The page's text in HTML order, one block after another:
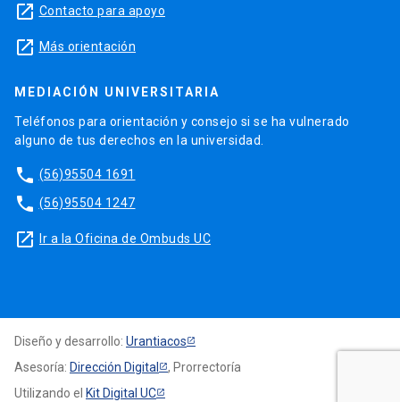
launch Contacto para apoyo
launch Más orientación
MEDIACIÓN UNIVERSITARIA
Teléfonos para orientación y consejo si se ha vulnerado
alguno de tus derechos en la universidad.
phone (56)95504 1691
phone (56)95504 1247
launch Ir a la Oficina de Ombuds UC
Diseño y desarrollo: Urantiacos
Asesoría: Dirección Digital
, Prorrectoría
Utilizando el Kit Digital UC